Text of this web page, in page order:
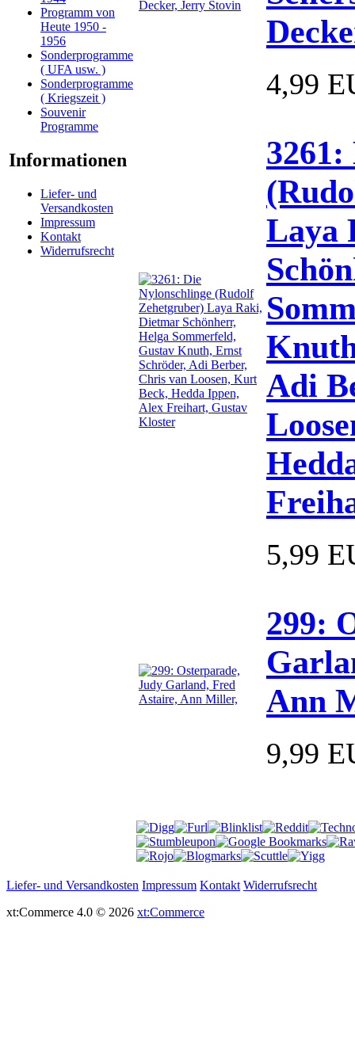
Programm von
Heute 1950 -
1956
Sonderprogramme
( UFA usw. )
Sonderprogramme
( Kriegszeit )
Souvenir
Programme
Informationen
Liefer- und
Versandkosten
Impressum
Kontakt
Widerrufsrecht
4,99
Laya
Adi
5,99
299:
Ann
9,99
Liefer- und Versandkosten Impressum Kontakt Widerrufsrecht
xt:Commerce 4.0 © 2026 xt:Commerce